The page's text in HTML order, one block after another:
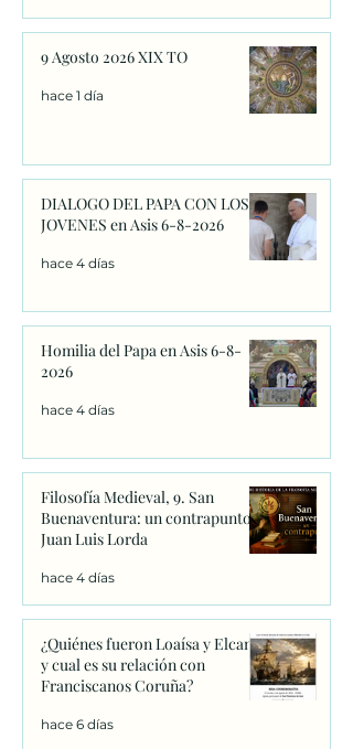
9 Agosto 2026 XIX TO
hace 1 día
DIALOGO DEL PAPA CON LOS
JOVENES en Asis 6-8-2026
hace 4 días
Homilia del Papa en Asis 6-8-
2026
hace 4 días
Filosofía Medieval, 9. San
Buenaventura: un contrapunto.
Juan Luis Lorda
hace 4 días
¿Quiénes fueron Loaísa y Elcano
y cual es su relación con
Franciscanos Coruña?
hace 6 días